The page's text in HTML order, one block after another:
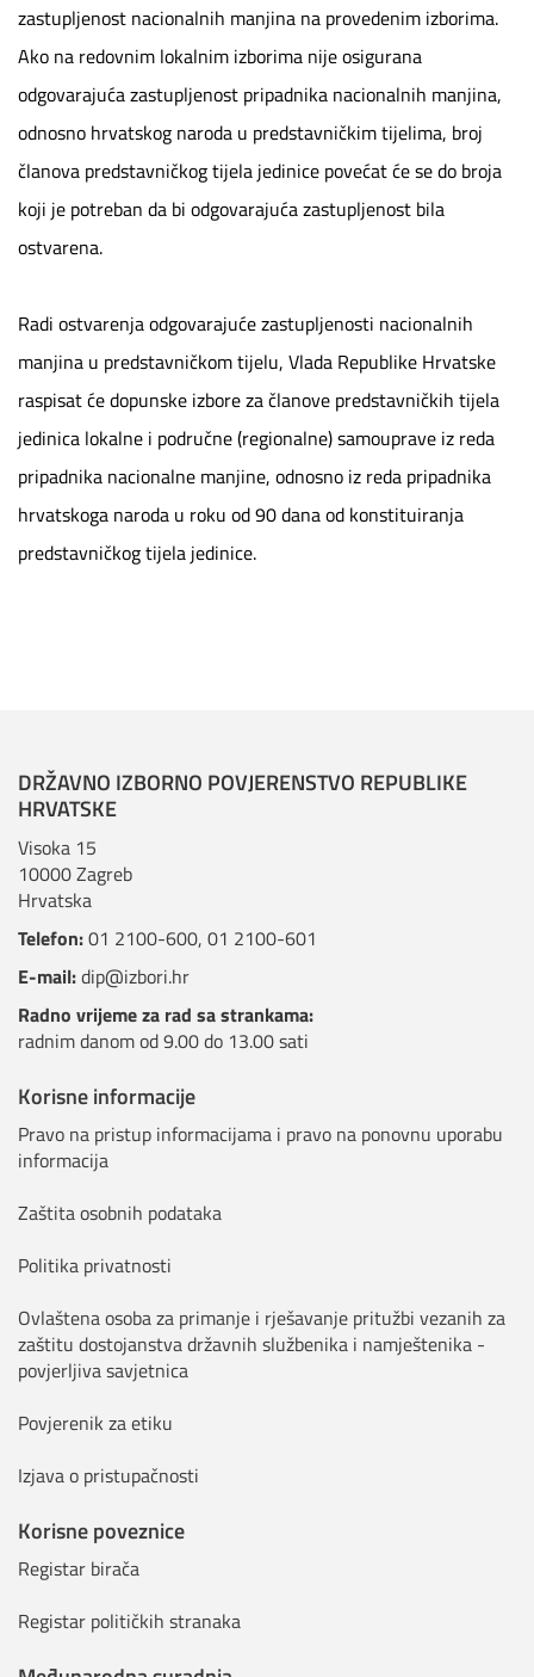
zastupljenost nacionalnih manjina na provedenim izborima.
Ako na redovnim lokalnim izborima nije osigurana
odgovarajuća zastupljenost pripadnika nacionalnih manjina,
odnosno hrvatskog naroda u predstavničkim tijelima, broj
članova predstavničkog tijela jedinice povećat će se do broja
koji je potreban da bi odgovarajuća zastupljenost bila
ostvarena.
Radi ostvarenja odgovarajuće zastupljenosti nacionalnih
manjina u predstavničkom tijelu, Vlada Republike Hrvatske
raspisat će dopunske izbore za članove predstavničkih tijela
jedinica lokalne i područne (regionalne) samouprave iz reda
pripadnika nacionalne manjine, odnosno iz reda pripadnika
hrvatskoga naroda u roku od 90 dana od konstituiranja
predstavničkog tijela jedinice.
DRŽAVNO IZBORNO POVJERENSTVO REPUBLIKE
HRVATSKE
Visoka 15
10000 Zagreb
Hrvatska
Telefon:01 2100-600, 01 2100-601
E-mail:dip@izbori.hr
Radno vrijeme za rad sa strankama:
radnim danom od 9.00 do 13.00 sati
Korisne informacije
Pravo na pristup informacijama i pravo na ponovnu uporabu
informacija
Zaštita osobnih podataka
Politika privatnosti
Ovlaštena osoba za primanje i rješavanje pritužbi vezanih za
zaštitu dostojanstva državnih službenika i namještenika -
povjerljiva savjetnica
Povjerenik za etiku
Izjava o pristupačnosti
Korisne poveznice
Registar birača
Registar političkih stranaka